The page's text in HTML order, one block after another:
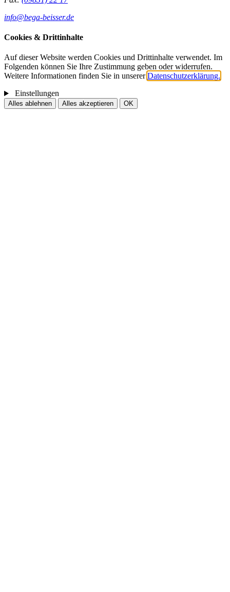
info@bega-beisser.de
Cookies & Drittinhalte
Auf dieser Website werden Cookies und Drittinhalte verwendet. Im
Folgenden können Sie Ihre Zustimmung geben oder widerrufen.
Weitere Informationen finden Sie in unsererDatenschutzerklärung.
Einstellungen
Alles ablehnen Alles akzeptieren OK